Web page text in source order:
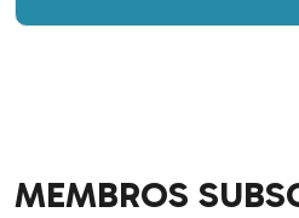
MEMBROS